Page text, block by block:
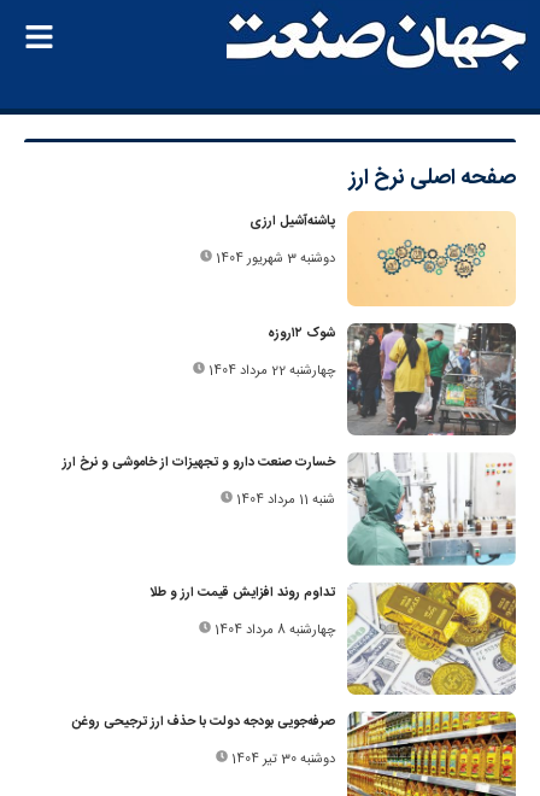
صفحه اصلی نرخ ارز
پاشنه‌آشیل ارزی
دوشنبه 3 شهریور 1404
شوک ۱۲روزه
چهارشنبه 22 مرداد 1404
خسارت صنعت دارو و تجهیزات از خاموشی و نرخ ارز
شنبه 11 مرداد 1404
تداوم روند افزایش قیمت ارز و طلا
چهارشنبه 8 مرداد 1404
صرفه‌جویی بودجه دولت با حذف ارز ترجیحی روغن
دوشنبه 30 تیر 1404